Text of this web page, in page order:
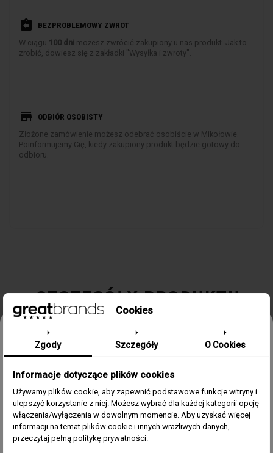
assignment_return BEZPROBLEMOWY ZWROT
W ciągu 100 dni możesz zwrócić zakupiony u nas produkt. Jak to
zrobić, dowiesz się z zakładki "Wysyłka i zwroty".
store ODBIÓR OSOBISTY
Złożone zamówienie możesz odebrać osobiście w Mikołowie.
Poinformujemy Cię, kiedy zakupiony produkt będzie gotowy do
odbioru.
SZCZEGÓŁY PRODUKTU
Kolekcja / Linia 670
Płeć Męski
Kolor Srebrny
Materiał Stal
Cookies
Zgody Szczegóły O Cookies
Informacje dotyczące plików cookies
Używamy plików cookie, aby zapewnić podstawowe funkcje witryny i
ulepszyć korzystanie z niej. Możesz wybrać dla każdej kategorii opcję
włączenia/wyłączenia w dowolnym momencie. Aby uzyskać więcej
informacji na temat plików cookie i innych wrażliwych danych,
przeczytaj pełną politykę prywatności.
Odbierz 15% rabatu na pierwsze
zamówienie w greatbrands!
Zapisz się do bezpłatnego Newslettera i dowiaduj się pierwszy o
Email
ZgodaAkceptuję regulamin i wyrażam zgodę na przetwarzanie
powyższych danych osobowych w celu otrzymywania